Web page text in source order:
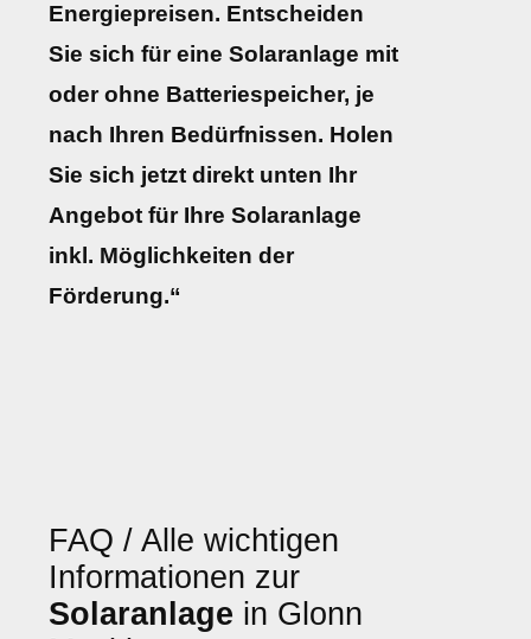
Energiepreisen. Entscheiden
Sie sich für eine Solaranlage mit
oder ohne Batteriespeicher, je
nach Ihren Bedürfnissen. Holen
Sie sich jetzt direkt unten Ihr
Angebot für Ihre Solaranlage
inkl. Möglichkeiten der
Förderung.“
FAQ / Alle wichtigen
Informationen zur
Solaranlage in Glonn